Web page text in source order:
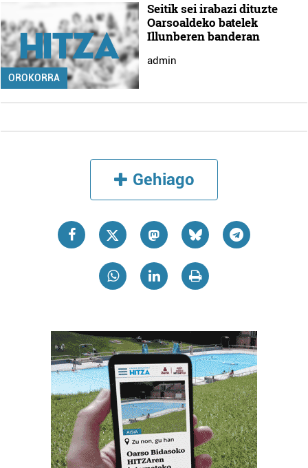
OROKORRA
Seitik sei irabazi dituzte
Oarsoaldeko batelek
Illunberen banderan
admin
Gehiago